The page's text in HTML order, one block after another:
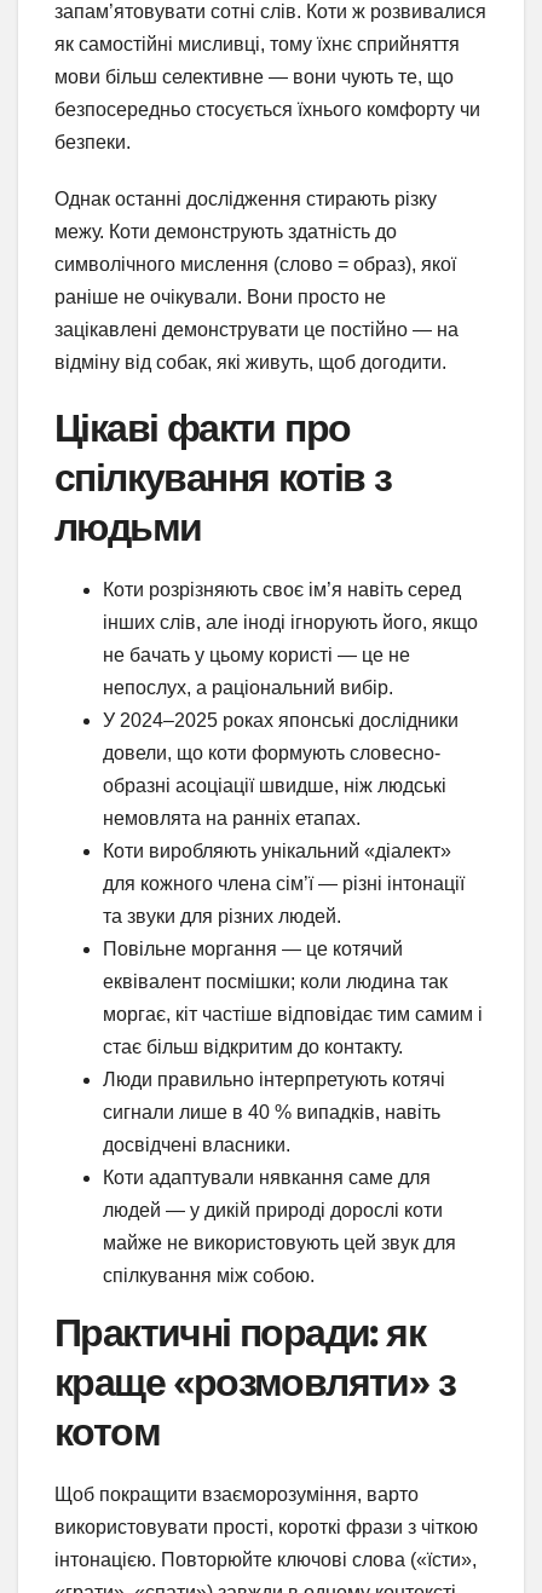
запам’ятовувати сотні слів. Коти ж розвивалися
як самостійні мисливці, тому їхнє сприйняття
мови більш селективне — вони чують те, що
безпосередньо стосується їхнього комфорту чи
безпеки.
Однак останні дослідження стирають різку
межу. Коти демонструють здатність до
символічного мислення (слово = образ), якої
раніше не очікували. Вони просто не
зацікавлені демонструвати це постійно — на
відміну від собак, які живуть, щоб догодити.
Цікаві факти про
спілкування котів з
людьми
Коти розрізняють своє ім’я навіть серед
інших слів, але іноді ігнорують його, якщо
не бачать у цьому користі — це не
непослух, а раціональний вибір.
У 2024–2025 роках японські дослідники
довели, що коти формують словесно-
образні асоціації швидше, ніж людські
немовлята на ранніх етапах.
Коти виробляють унікальний «діалект»
для кожного члена сім’ї — різні інтонації
та звуки для різних людей.
Повільне моргання — це котячий
еквівалент посмішки; коли людина так
моргає, кіт частіше відповідає тим самим і
стає більш відкритим до контакту.
Люди правильно інтерпретують котячі
сигнали лише в 40 % випадків, навіть
досвідчені власники.
Коти адаптували нявкання саме для
людей — у дикій природі дорослі коти
майже не використовують цей звук для
спілкування між собою.
Практичні поради: як
краще «розмовляти» з
котом
Щоб покращити взаєморозуміння, варто
використовувати прості, короткі фрази з чіткою
інтонацією. Повторюйте ключові слова («їсти»,